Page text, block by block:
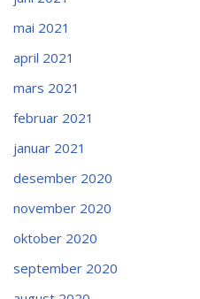
mai 2021
april 2021
mars 2021
februar 2021
januar 2021
desember 2020
november 2020
oktober 2020
september 2020